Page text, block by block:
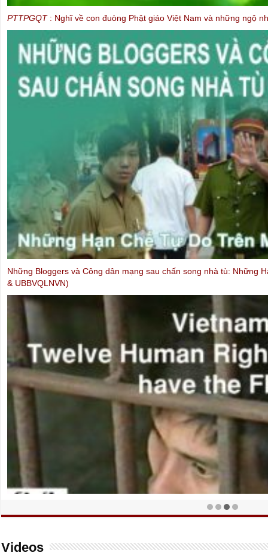
PTTPGQT: Nghĩ về con đuòng Phật giáo Việt Nam và những ngộ
Những Bloggers và Công dân mạng sau chấn song nhà tù: Những
& UBBVQLNVN)
quyền và đề ra 8 yêu sách dân chủ hóa Việt Nam
Videos